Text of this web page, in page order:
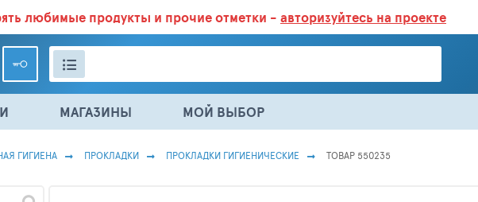
НА ПРОДУКТЫ В МАГАЗИНАХ.БОЛЬШЕ 100 000 ТОВАРОВ. ЕЖЕДНЕВНОЕ ОБНОВЛЕНИЕ
любимые продукты и прочие отметки - авторизуйтесь на проекте
МАГАЗИНЫ МОЙ ВЫБОР
ГИГИЕНА ПРОКЛАДКИ ПРОКЛАДКИ ГИГИЕНИЧЕСКИЕ ТОВАР 550235